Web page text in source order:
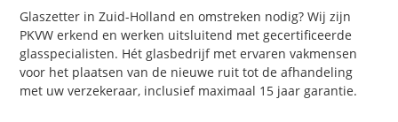
Glaszetter in Zuid-Holland en omstreken nodig? Wij zijn
PKVW erkend en werken uitsluitend met gecertificeerde
glasspecialisten. Hét glasbedrijf met ervaren vakmensen
voor het plaatsen van de nieuwe ruit tot de afhandeling
met uw verzekeraar, inclusief maximaal 15 jaar garantie.